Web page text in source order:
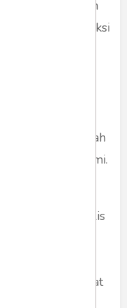
ia memberikan
bisa memproduksi
bisa
menjadi rudal
meledek
produk Hizbullah
secara resmi.
Hizbullah
pernah merilis
akan
Bahkan
tersebut sangat